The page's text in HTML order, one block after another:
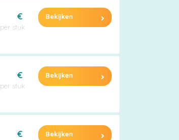
€
per stuk
Bekijken
€
per stuk
Bekijken
€ Bekijken